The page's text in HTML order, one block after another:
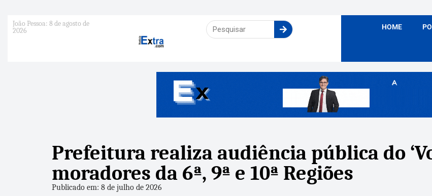
João Pessoa: 8 de agosto de
2026
HOME
Prefeitura realiza audiência pública do
moradores da 6ª, 9ª e 10ª Regiões
Publicado em: 8 de julho de 2026